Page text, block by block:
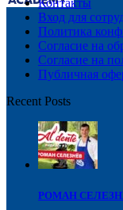
Вход для
Политика
Согласие на
Cогласие на
Публичная
Recent Posts
РОМАН